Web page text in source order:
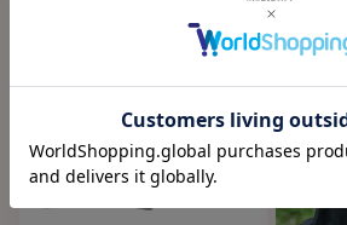
からレインウェアなど濡れたものまで入